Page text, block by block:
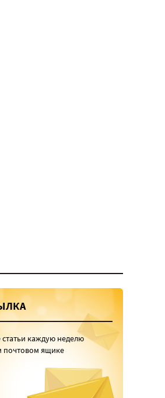
каждую неделю
почтовом ящике